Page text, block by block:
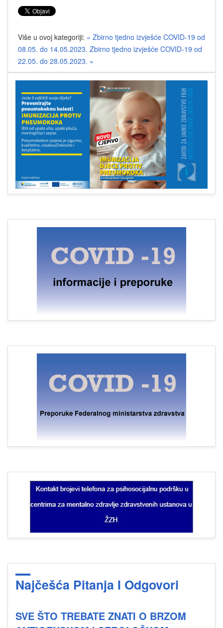
Više u ovoj kategoriji: « Zbirno tjedno izvješće COVID-19 od
08.05. do 14.05.2023. Zbirno tjedno izvješće COVID-19 od
22.05. do 28.05.2023. »
Najčešća Pitanja I Odgovori
SVE ŠTO TREBATE ZNATI O BRZOM